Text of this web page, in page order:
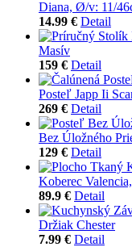
Diana, Ø/v: 11/
14.99 € Detail
Masív
159 € Detail
Posteľ Japp Ii
269 € Detail
Bez Úložného
129 € Detail
Koberec
89.9 € Detail
Držiak Chester
7.99 € Detail